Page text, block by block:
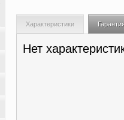
Характеристики
Нет